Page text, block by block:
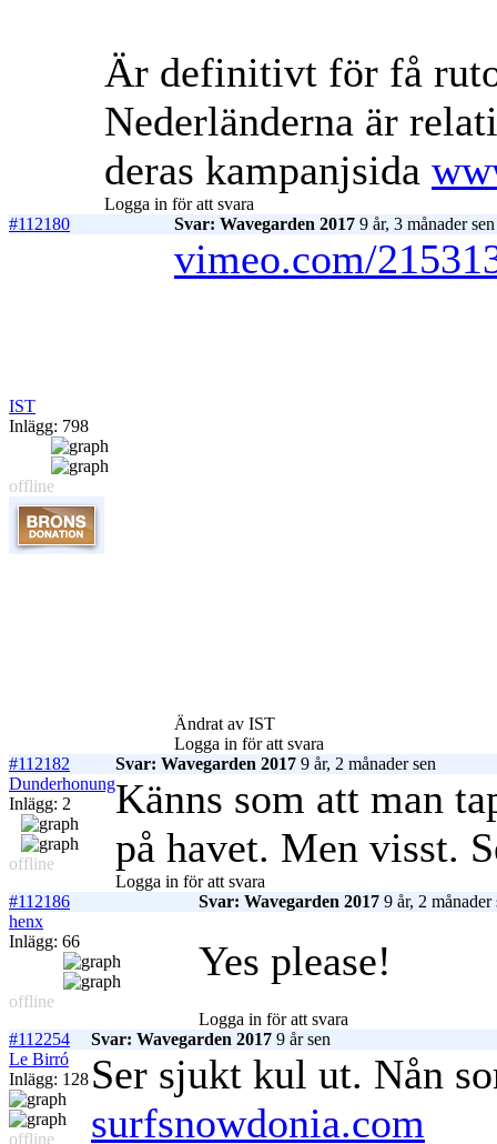
Är definitivt för få
Nederländerna är
deras kampanjsida
Logga in för att svara
#112180
Svar: Wavegarden 2017 9 år, 3 månader sen
IST
Inlägg: 798
offline
vimeo.com/
Ändrat av IST
Logga in för att svara
#112182
Svar: Wavegarden 2017 9 år, 2 månader sen
Dunderhonung
Inlägg: 2
offline
Känns som att man
på havet. Men visst.
Logga in för att svara
#112186
Svar: Wavegarden 2017 9 år, 2 månader
henx
Inlägg: 66
offline
Yes please!
Logga in för att svara
#112254
Svar: Wavegarden 2017 9 år sen
Le Birró
Inlägg: 128
offline
Ser sjukt kul ut. Nån
surfsnowdonia.com